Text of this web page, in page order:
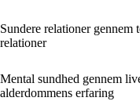
Sundere relationer gennem
relationer
Mental sundhed gennem
alderdommens erfaring